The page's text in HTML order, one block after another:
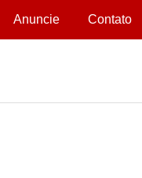
Anuncie Contato